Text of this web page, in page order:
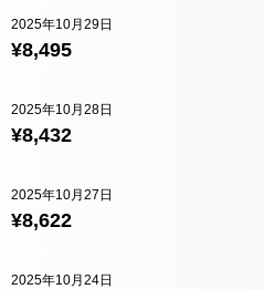
¥8,495
2025年10月29日
¥8,432
2025年10月28日
¥8,622
2025年10月27日
2025年10月24日